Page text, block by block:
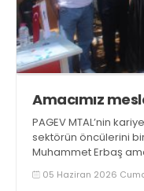
Amacımız
PAGEV MTAL’nin
sektörün öncülerini
Muhammet Erbaş
geliştirmek olduğunu
Karea Fit’i üreten Karel
05 Haziran 2026